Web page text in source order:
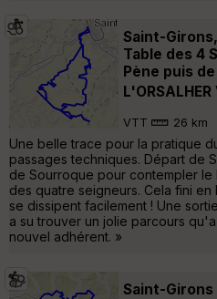
Saint-
Table des 4
Pène puis
L'ORSALHER
VTT 26 km
Une belle trace pour la pratique
passages techniques. Départ de
de Sourroque pour contempler
des quatre seigneurs. Cela fini
se dissipent facilement ! Une
a su trouver un jolie parcours
nouvel adhérent. »
Saint-